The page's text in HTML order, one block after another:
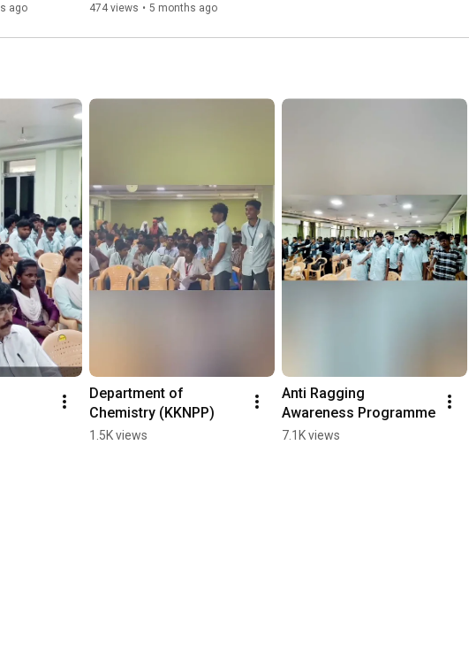
ago 474 views • 5 months ago
Department of
Chemistry (KKNPP)
1.5K views
Anti Ragging
Awareness Programme
7.1K views